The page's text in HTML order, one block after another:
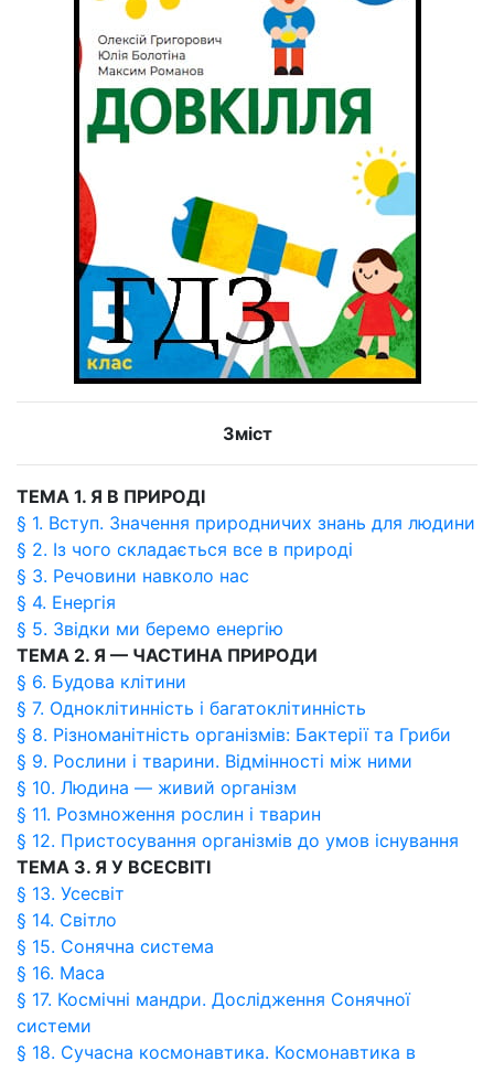
Зміст
ТЕМА 1. Я В ПРИРОДІ
§ 1. Вступ. Значення природничих знань для людини
§ 2. Із чого складається все в природі
§ 3. Речовини навколо нас
§ 4. Енергія
§ 5. Звідки ми беремо енергію
ТЕМА 2. Я — ЧАСТИНА ПРИРОДИ
§ 6. Будова клітини
§ 7. Одноклітинність і багатоклітинність
§ 8. Різноманітність організмів: Бактерії та Гриби
§ 9. Рослини і тварини. Відмінності між ними
§ 10. Людина — живий організм
§ 11. Розмноження рослин і тварин
§ 12. Пристосування організмів до умов існування
ТЕМА 3. Я У ВСЕСВІТІ
§ 13. Усесвіт
§ 14. Світло
§ 15. Сонячна система
§ 16. Маса
§ 17. Космічні мандри. Дослідження Сонячної
системи
§ 18. Сучасна космонавтика. Космонавтика в